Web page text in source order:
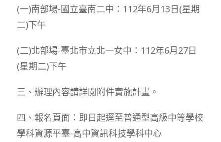
(一)南部場-國立臺南二中：112年6月13日(星期
二)下午
(二)北部場-臺北市立北一女中：112年6月27日
(星期二)下午
三、辦理內容請詳閱附件實施計畫。
四、報名頁面：即日起逕至普通型高級中等學校
學科資源平臺-高中資訊科技學科中心